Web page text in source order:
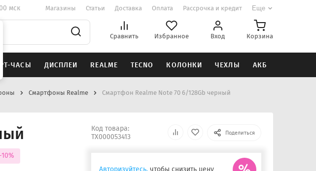
мск Магазины Статьи Доставка Оплата Рассрочка и кредит Еще
Сравнить Избранное Вход Корзина
ЧАСЫ ДИСПЛЕИ REALME TECNO КОЛОНКИ ЧЕХЛЫ АКБ
Смартфоны Realme Смартфон Realme Note 70 6/128Gb черный
Код товара:
ТХ000053413
Поделиться
Авторизуйтесь, чтобы снизить цену